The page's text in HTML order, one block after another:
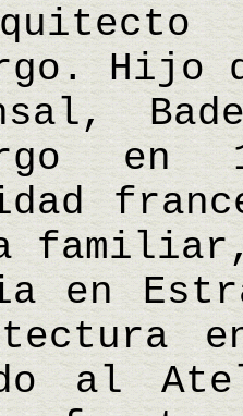
Hijo
familiar,
en
al